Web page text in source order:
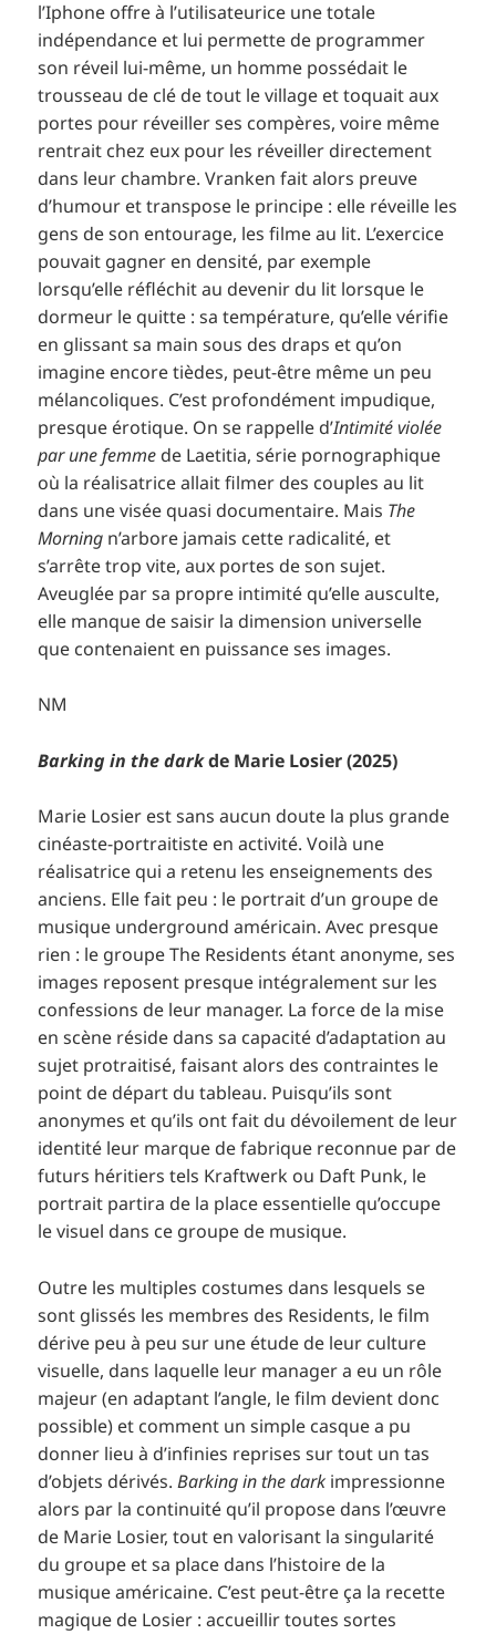
l’Iphone offre à l’utilisateurice une totale
indépendance et lui permette de programmer
son réveil lui-même, un homme possédait le
trousseau de clé de tout le village et toquait aux
portes pour réveiller ses compères, voire même
rentrait chez eux pour les réveiller directement
dans leur chambre. Vranken fait alors preuve
d’humour et transpose le principe : elle réveille les
gens de son entourage, les filme au lit. L’exercice
pouvait gagner en densité, par exemple
lorsqu’elle réfléchit au devenir du lit lorsque le
dormeur le quitte : sa température, qu’elle vérifie
en glissant sa main sous des draps et qu’on
imagine encore tièdes, peut-être même un peu
mélancoliques. C’est profondément impudique,
presque érotique. On se rappelle d’Intimité violée
par une femme de Laetitia, série pornographique
où la réalisatrice allait filmer des couples au lit
dans une visée quasi documentaire. Mais The
Morning n’arbore jamais cette radicalité, et
s’arrête trop vite, aux portes de son sujet.
Aveuglée par sa propre intimité qu’elle ausculte,
elle manque de saisir la dimension universelle
que contenaient en puissance ses images.
NM
Barking in the darkde Marie Losier (2025)
Marie Losier est sans aucun doute la plus grande
cinéaste-portraitiste en activité. Voilà une
réalisatrice qui a retenu les enseignements des
anciens. Elle fait peu : le portrait d’un groupe de
musique underground américain. Avec presque
rien : le groupe The Residents étant anonyme, ses
images reposent presque intégralement sur les
confessions de leur manager. La force de la mise
en scène réside dans sa capacité d’adaptation au
sujet protraitisé, faisant alors des contraintes le
point de départ du tableau. Puisqu’ils sont
anonymes et qu’ils ont fait du dévoilement de leur
identité leur marque de fabrique reconnue par de
futurs héritiers tels Kraftwerk ou Daft Punk, le
portrait partira de la place essentielle qu’occupe
le visuel dans ce groupe de musique.
Outre les multiples costumes dans lesquels se
sont glissés les membres des Residents, le film
dérive peu à peu sur une étude de leur culture
visuelle, dans laquelle leur manager a eu un rôle
majeur (en adaptant l’angle, le film devient donc
possible) et comment un simple casque a pu
donner lieu à d’infinies reprises sur tout un tas
d’objets dérivés.Barking in the dark impressionne
alors par la continuité qu’il propose dans l’œuvre
de Marie Losier, tout en valorisant la singularité
du groupe et sa place dans l’histoire de la
musique américaine. C’est peut-être ça la recette
magique de Losier : accueillir toutes sortes